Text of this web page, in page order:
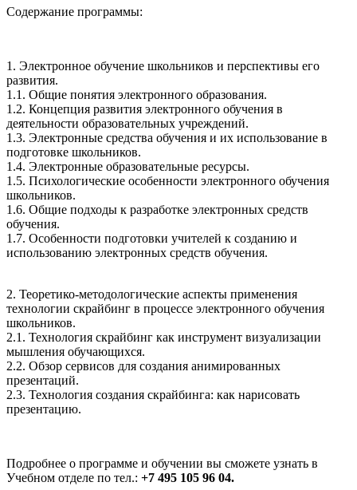
Содержание программы:
1. Электронное обучение школьников и перспективы его
развития.
1.1. Общие понятия электронного образования.
1.2. Концепция развития электронного обучения в
деятельности образовательных учреждений.
1.3. Электронные средства обучения и их использование в
подготовке школьников.
1.4. Электронные образовательные ресурсы.
1.5. Психологические особенности электронного обучения
школьников.
1.6. Общие подходы к разработке электронных средств
обучения.
1.7. Особенности подготовки учителей к созданию и
использованию электронных средств обучения.
2. Теоретико-методологические аспекты применения
технологии скрайбинг в процессе электронного обучения
школьников.
2.1. Технология скрайбинг как инструмент визуализации
мышления обучающихся.
2.2. Обзор сервисов для создания анимированных
презентаций.
2.3. Технология создания скрайбинга: как нарисовать
презентацию.
Подробнее о программе и обучении вы сможете узнать в
Учебном отделе по тел.: +7 495 105 96 04.